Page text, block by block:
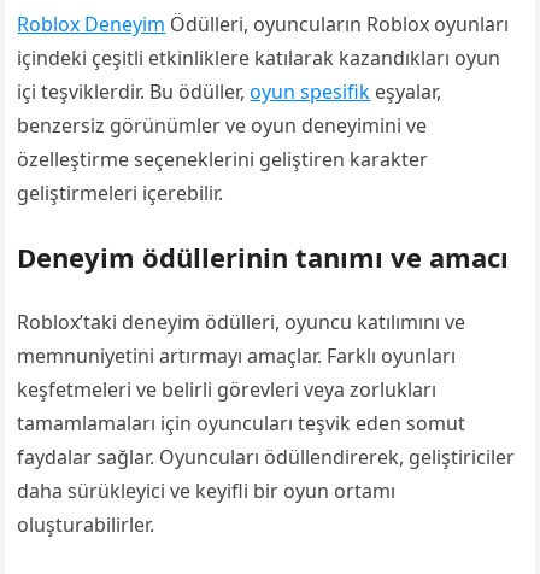
Roblox Deneyim Ödülleri, oyuncuların Roblox oyunları
içindeki çeşitli etkinliklere katılarak kazandıkları oyun
içi teşviklerdir. Bu ödüller,oyun spesifik eşyalar,
benzersiz görünümler ve oyun deneyimini ve
özelleştirme seçeneklerini geliştiren karakter
geliştirmeleri içerebilir.
Deneyim ödüllerinin tanımı ve amacı
Roblox’taki deneyim ödülleri, oyuncu katılımını ve
memnuniyetini artırmayı amaçlar. Farklı oyunları
keşfetmeleri ve belirli görevleri veya zorlukları
tamamlamaları için oyuncuları teşvik eden somut
faydalar sağlar. Oyuncuları ödüllendirerek, geliştiriciler
daha sürükleyici ve keyifli bir oyun ortamı
oluşturabilirler.